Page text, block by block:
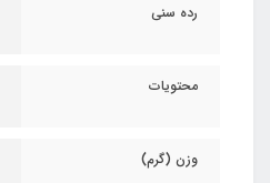
رده سنی
محتویات
وزن (گرم)